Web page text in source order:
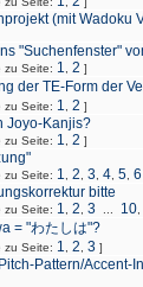
(mit Wadoku
"Suchenfenster"
zu Seite: 1 2 ]
der TE-Form der
zu Seite: 1 2 ]
Joyo-Kanjis?
zu Seite: 1 2 ]
zu Seite: 1 2 3 4 5 6
bitte
zu Seite: 1 2 3 10
= "わたしは"?
zu Seite: 1 2 3 ]
Pattern/Accent-